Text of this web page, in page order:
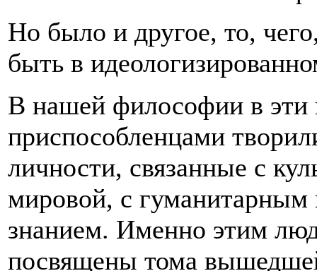
Но было и другое, то,
быть в
В нашей философии в эти
приспособленцами
личности, связанные с
мировой, с гуманитарным
знанием. Именно этим
посвящены тома